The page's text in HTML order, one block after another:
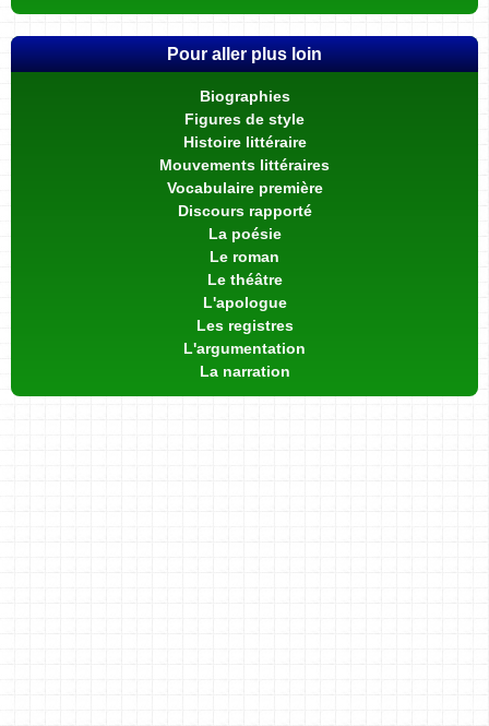
Pour aller plus loin
Biographies
Figures de style
Histoire littéraire
Mouvements littéraires
Vocabulaire première
Discours rapporté
La poésie
Le roman
Le théâtre
L'apologue
Les registres
L'argumentation
La narration